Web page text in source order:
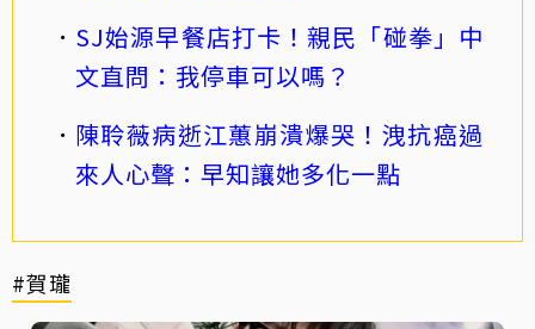
SJ始源早餐店打卡！親民「碰拳」中
文直問：我停車可以嗎？
陳聆薇病逝江蕙崩潰爆哭！洩抗癌過
來人心聲：早知讓她多化一點
#賀瓏